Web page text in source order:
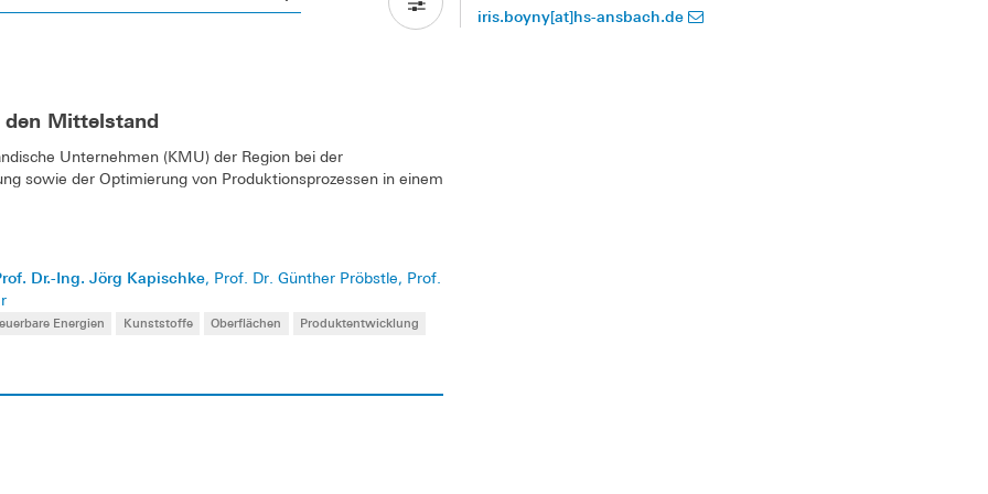
den Mittelstand
Unternehmen (KMU) der Region bei der
sowie der Optimierung von Produktionsprozessen in einem
Dr.-Ing. Jörg Kapischke, Prof. Dr. Günther Pröbstle, Prof.
Energien Kunststoffe Oberflächen Produktentwicklung
iris.boyny[at]hs-ansbach.de